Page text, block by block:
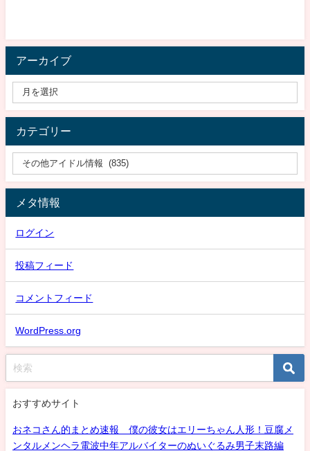
アーカイブ
カテゴリー
メタ情報
ログイン
投稿フィード
コメントフィード
WordPress.org
おすすめサイト
おネコさん的まとめ速報 僕の彼女はエリーちゃん人形！豆腐メ
ンタルメンヘラ電波中年アルバイターのぬいぐるみ男子末路編